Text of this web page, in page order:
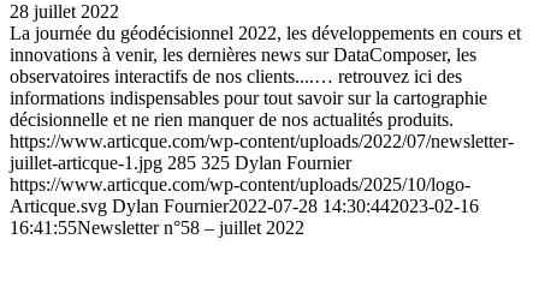
28 juillet 2022
La journée du géodécisionnel 2022, les développements en cours et
innovations à venir, les dernières news sur DataComposer, les
observatoires interactifs de nos clients....… retrouvez ici des
informations indispensables pour tout savoir sur la cartographie
décisionnelle et ne rien manquer de nos actualités produits.
https://www.articque.com/wp-content/uploads/2022/07/newsletter-
juillet-articque-1.jpg 285 325 Dylan Fournier
https://www.articque.com/wp-content/uploads/2025/10/logo-
Articque.svg Dylan Fournier2022-07-28 14:30:442023-02-16
16:41:55Newsletter n°58 – juillet 2022